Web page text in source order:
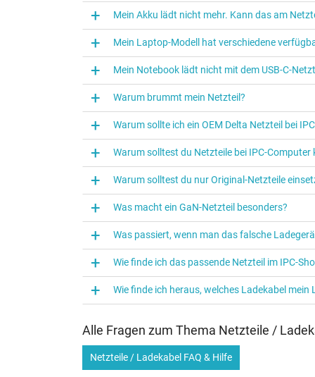
Dieses Netzteil ist mit den folgenden Systemen
Alienware M16 (AMD)
Alienware M16 R1 (Intel)
Alienware M18 (AMD)
Alienware M18 R1 (Intel)
Alienware x16 R1 (AMD)
Alienware X17 R2
Kategorisierung
Kategorie
Auszug passender Modelle für P/N C6PGW
Sie haben diesen Artikel anhand einer
Wie identifiziere ich mein Notebook Modell?
Mein Akku lädt nicht mehr. Kann das am
Mein Laptop-Modell hat verschiedene
Mein Notebook lädt nicht mit dem USB-C-
Warum brummt mein Netzteil?
Warum sollte ich ein OEM Delta Netzteil bei
Warum solltest du Netzteile bei IPC‑Computer
Warum solltest du nur Original-Netzteile
Was macht ein GaN-Netzteil besonders?
Was passiert, wenn man das falsche
Wie finde ich das passende Netzteil im IPC-
Wie finde ich heraus, welches Ladekabel mein
Alle Fragen zum Thema Netzteile /
Netzteile / Ladekabel FAQ & Hilfe